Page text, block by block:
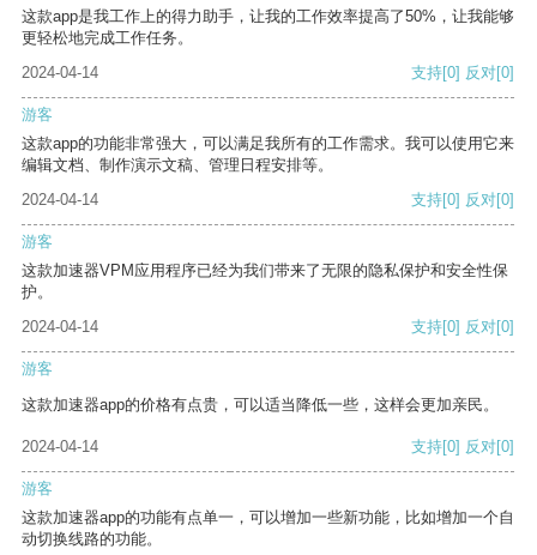
这款app是我工作上的得力助手，让我的工作效率提高了50%，让我能够
更轻松地完成工作任务。
2024-04-14
支持[0] 反对[0]
游客
这款app的功能非常强大，可以满足我所有的工作需求。我可以使用它来
编辑文档、制作演示文稿、管理日程安排等。
2024-04-14
支持[0] 反对[0]
游客
这款加速器VPM应用程序已经为我们带来了无限的隐私保护和安全性保
护。
2024-04-14
支持[0] 反对[0]
游客
这款加速器app的价格有点贵，可以适当降低一些，这样会更加亲民。
2024-04-14 支持[0] 反对[0]
游客
这款加速器app的功能有点单一，可以增加一些新功能，比如增加一个自
动切换线路的功能。